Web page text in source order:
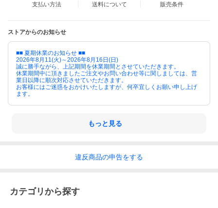
支払い方法 送料について 販売条件
ストアからのお知らせ
■■ 夏期休業のお知らせ ■■
2026年8月11(火)～2026年8月16日(日)
誠に勝手ながら、上記期間を休業期間とさせていただきます。
休業期間中に頂きましたご注文やお問い合わせ等に関しましては、営
業日以降に順次対応させていただきます。
お客様にはご迷惑をおかけいたしますが、何卒宜しくお願い申し上げ
ます。
もっと見る
違反商品の申告をする
カテゴリから探す